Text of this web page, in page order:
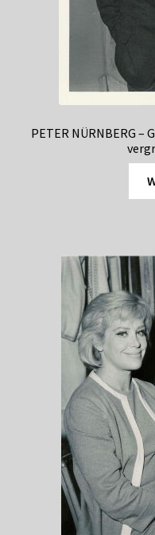
PETER NÜRNBERG –